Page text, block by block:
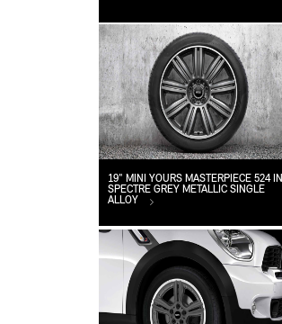
19" MINI YOURS MASTERPIECE 524 IN
SPECTRE GREY METALLIC SINGLE
ALLOY